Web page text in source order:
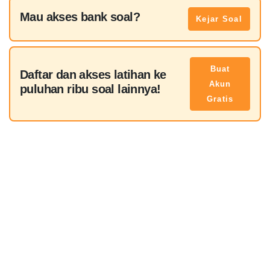
Mau akses bank soal? Kejar Soal
Daftar dan akses latihan ke
puluhan ribu soal lainnya!
Buat
Akun
Gratis